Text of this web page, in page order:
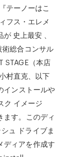
テーノーはこ
フス・エレメ
史上最安 、
術総合コンサル
STAGE（本店
村直克、以下
インストールや
ク イメージ
ます。このディ
ュ ドライブま
ディアを作成す